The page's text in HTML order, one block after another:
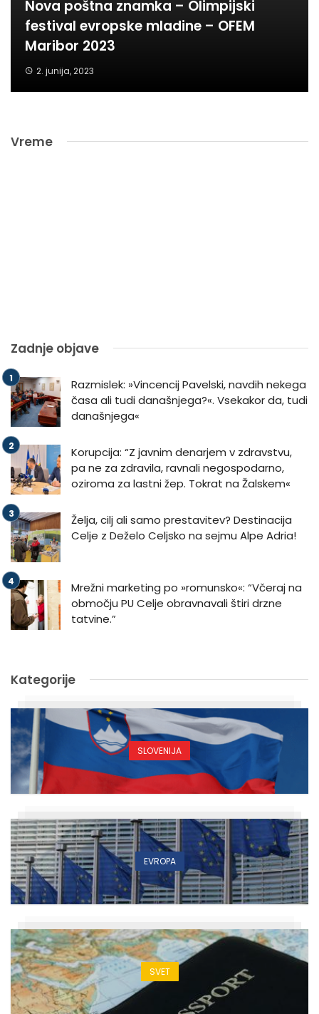
Nova poštna znamka – Olimpijski
festival evropske mladine – OFEM
Maribor 2023
2. junija, 2023
Vreme
Zadnje objave
Razmislek: »Vincencij Pavelski, navdih nekega
časa ali tudi današnjega?«. Vsekakor da, tudi
današnjega«
Korupcija: “Z javnim denarjem v zdravstvu,
pa ne za zdravila, ravnali negospodarno,
oziroma za lastni žep. Tokrat na Žalskem«
Želja, cilj ali samo prestavitev? Destinacija
Celje z Deželo Celjsko na sejmu Alpe Adria!
Mrežni marketing po »romunsko«: “Včeraj na
območju PU Celje obravnavali štiri drzne
tatvine.”
Kategorije
SLOVENIJA
EVROPA
SVET